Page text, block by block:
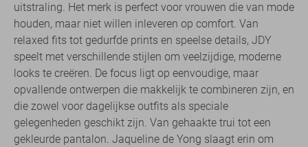
uitstraling. Het merk is perfect voor vrouwen die van mode
houden, maar niet willen inleveren op comfort. Van
relaxed fits tot gedurfde prints en speelse details, JDY
speelt met verschillende stijlen om veelzijdige, moderne
looks te creëren. De focus ligt op eenvoudige, maar
opvallende ontwerpen die makkelijk te combineren zijn, en
die zowel voor dagelijkse outfits als speciale
gelegenheden geschikt zijn. Van gehaakte trui tot een
gekleurde pantalon. Jaqueline de Yong slaagt erin om